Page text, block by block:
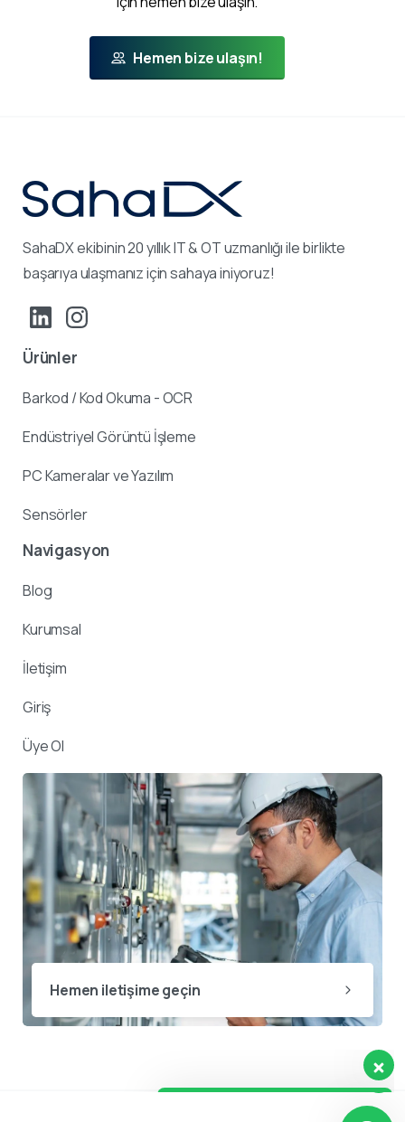
Hemen bize ulaşın!
SahaDX ekibinin 20 yıllık IT & OT uzmanlığı ile birlikte
başarıya ulaşmanız için sahaya iniyoruz!
Ürünler
Barkod / Kod Okuma - OCR
Endüstriyel Görüntü İşleme
PC Kameralar ve Yazılım
Sensörler
Navigasyon
Blog
Kurumsal
İletişim
Giriş
Üye Ol
Hemen iletişime geçin
Destek ekibimiz sorularınızı
yanıtlamak için burada.
👋 Merhaba, size nasıl yardımcı
olabiliriz?